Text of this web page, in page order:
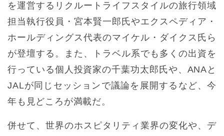
を運営するリクルートライフスタイルの旅行領域
担当執行役員・宮本賢一郎氏やエクスペディア・
ホールディングス代表のマイケル・ダイクス氏ら
が登壇する。また、トラベル系でも多くの出資を
行っている個人投資家の千葉功太郎氏や、ANAと
JALが同じセッションで議論を展開するなど、今
年も見どころが満載だ。
併せて、世界のホスピタリティ業界の変化や、デ